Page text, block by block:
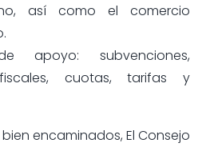
así como el comercio
apoyo: subvenciones,
cuotas, tarifas y
encaminados, El Consejo